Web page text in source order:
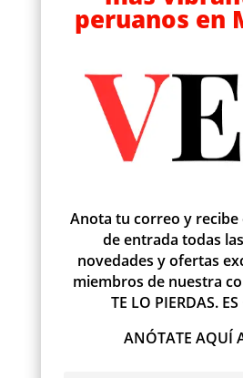
peruanos en
Anota tu correo y recibe
de entrada todas
novedades y ofertas
miembros de nuestra
TE LO PIERDAS.
ANÓTATE AQUÍ